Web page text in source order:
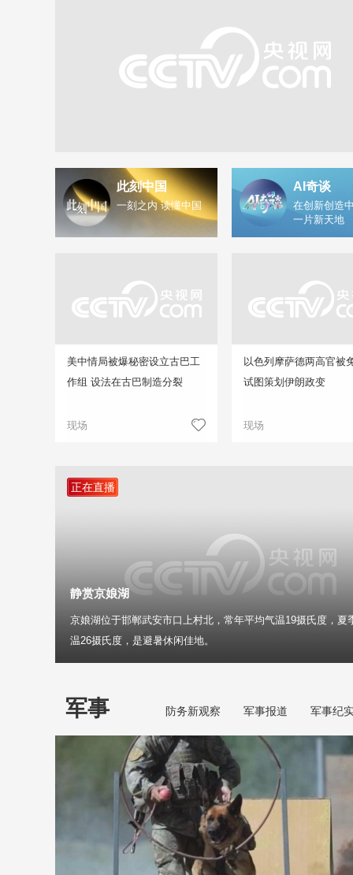
此刻中国
一刻之内 读懂中国
AI奇谈
在创新创造
一片新天地
美中情局被爆秘密设立古巴工
作组 设法在古巴制造分裂
现场
以色列摩萨德两高官被
试图策划伊朗政变
现场
正在直播
静赏京娘湖
京娘湖位于邯郸武安市口上村北，常年平均气温19摄氏度，夏
温26摄氏度，是避暑休闲佳地。
军事 防务新观察 军事报道 军事纪